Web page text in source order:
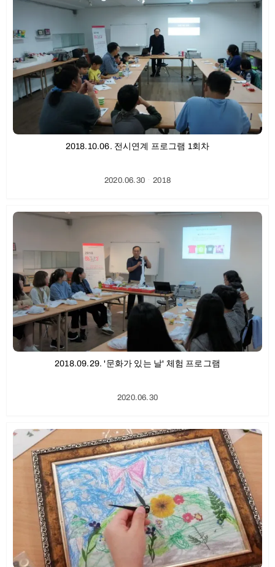
2018.10.06. 전시연계 프로그램 1회차
2020.06.30ㆍ2018
2018.09.29. '문화가 있는 날' 체험 프로그램
2020.06.30